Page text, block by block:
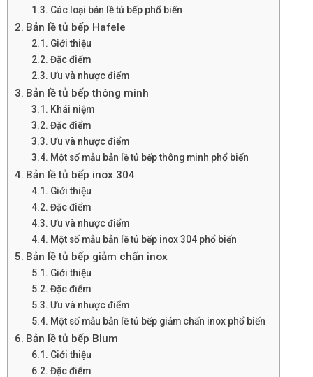
Các loại bản lề tủ bếp phổ biến
Bản lề tủ bếp Hafele
Giới thiệu
Đặc điểm
Ưu và nhược điểm
Bản lề tủ bếp thông minh
Khái niệm
Đặc điểm
Ưu và nhược điểm
Một số mẫu bản lề tủ bếp thông minh phổ biến
Bản lề tủ bếp inox 304
Giới thiệu
Đặc điểm
Ưu và nhược điểm
Một số mẫu bản lề tủ bếp inox 304 phổ biến
Bản lề tủ bếp giảm chấn inox
Giới thiệu
Đặc điểm
Ưu và nhược điểm
Một số mẫu bản lề tủ bếp giảm chấn inox phổ biến
Bản lề tủ bếp Blum
Giới thiệu
Đặc điểm